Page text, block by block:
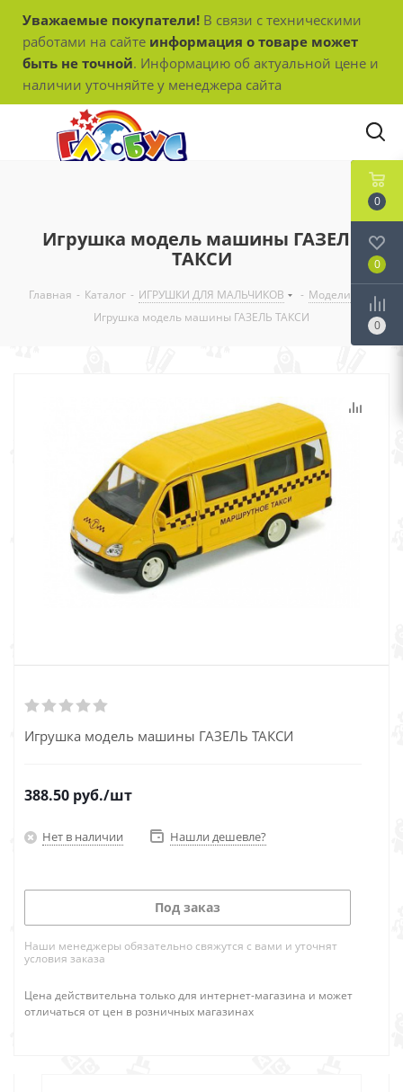
Уважаемые покупатели! В связи с техническими
работами на сайте информация о товаре может
быть не точной. Информацию об актуальной цене и
наличии уточняйте у менеджера сайта
Игрушка модель машины ГАЗЕЛЬ
ТАКСИ
Главная - Каталог - ИГРУШКИ ДЛЯ МАЛЬЧИКОВ - Модели
Игрушка модель машины ГАЗЕЛЬ ТАКСИ
Игрушка модель машины ГАЗЕЛЬ ТАКСИ
388.50 руб./шт
Нет в наличии Нашли дешевле?
Под заказ
Наши менеджеры обязательно свяжутся с вами и уточнят
условия заказа
Цена действительна только для интернет-магазина и может
отличаться от цен в розничных магазинах
0
0
0